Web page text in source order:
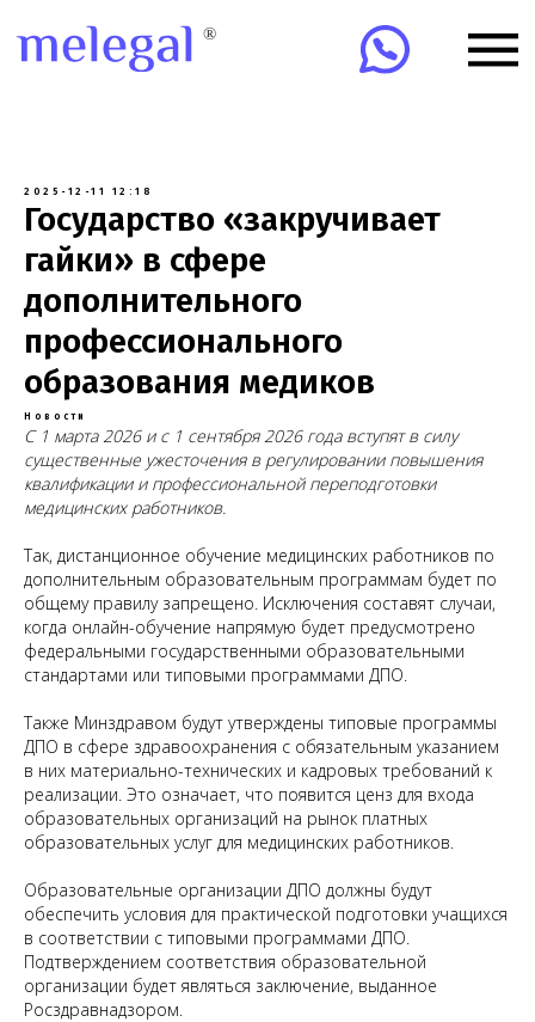
2025-12-11 12:18
Государство «закручивает
гайки» в сфере
дополнительного
профессионального
образования медиков
Новости
С 1 марта 2026 и с 1 сентября 2026 года вступят в силу
существенные ужесточения в регулировании повышения
квалификации и профессиональной переподготовки
медицинских работников.
Так, дистанционное обучение медицинских работников по
дополнительным образовательным программам будет по
общему правилу запрещено. Исключения составят случаи,
когда онлайн-обучение напрямую будет предусмотрено
федеральными государственными образовательными
стандартами или типовыми программами ДПО.
Также Минздравом будут утверждены типовые программы
ДПО в сфере здравоохранения с обязательным указанием
в них материально-технических и кадровых требований к
реализации. Это означает, что появится ценз для входа
образовательных организаций на рынок платных
образовательных услуг для медицинских работников.
Образовательные организации ДПО должны будут
обеспечить условия для практической подготовки учащихся
в соответствии с типовыми программами ДПО.
Подтверждением соответствия образовательной
организации будет являться заключение, выданное
Росздравнадзором.